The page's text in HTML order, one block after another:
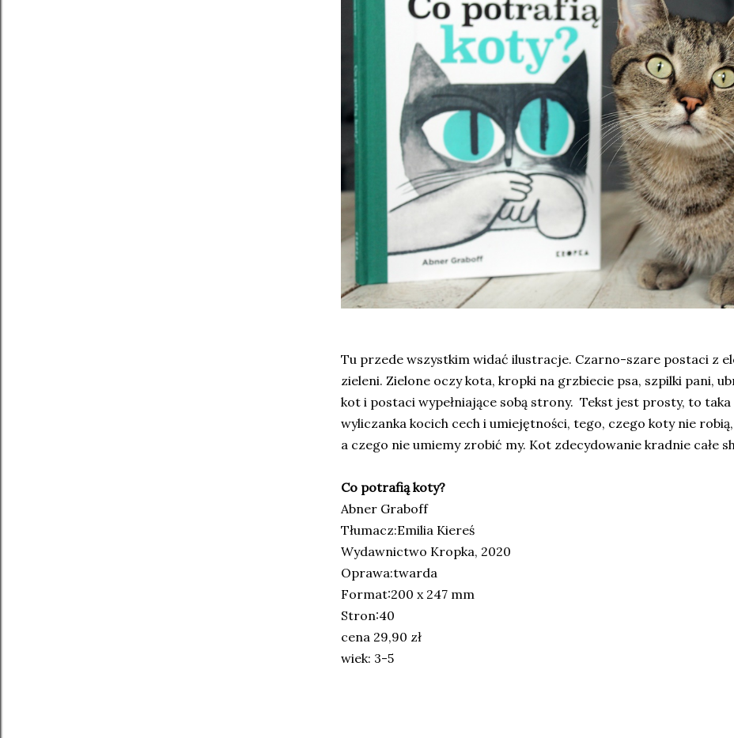
Tu przede wszystkim widać ilustracje. Czarno-szare postaci z
zieleni. Zielone oczy kota, kropki na grzbiecie psa, szpilki pani,
kot i postaci wypełniające sobą strony. Tekst jest prosty, to taka
wyliczanka kocich cech i umiejętności, tego, czego koty nie
a czego nie umiemy zrobić my. Kot zdecydowanie kradnie całe
Co potrafią koty?
Abner Graboff
Tłumacz:Emilia Kiereś
Wydawnictwo Kropka, 2020
Oprawa:twarda
Format:200 x 247 mm
Stron:40
cena 29,90 zł
wiek: 3-5